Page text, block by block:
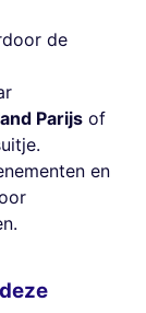
de
Parijs of
en